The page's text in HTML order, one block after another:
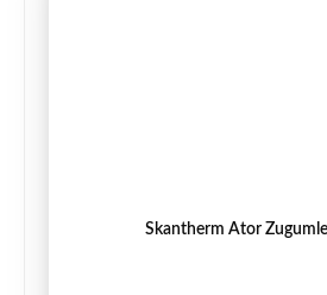
Skantherm Ator